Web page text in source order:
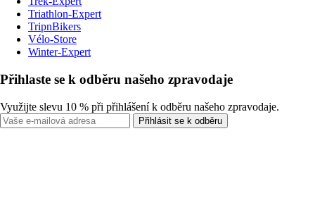
Triathlon-Expert
TripnBikers
Vélo-Store
Winter-Expert
Přihlaste se k odběru našeho zpravodaje
Využijte slevu 10 % při přihlášení k odběru našeho zpravodaje.
Přihlásit se k odběru